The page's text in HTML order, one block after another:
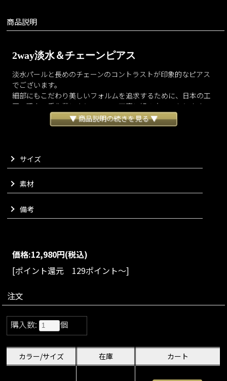
商品説明
2way淡水＆チェーンピアス
淡水パールと長めのチェーンのコントラストが印象的なピアス
でございます。
細部にもこだわり美しいフォルムを追求するために、日本の工
房で職人の手作業により一つ一つ丁寧に組み立てております。
スティック型の細長いタイプとカボションカットされたラウン
ドタイプの淡水パールを用いた２種類のデザインをご用意いた
により、装着した際に立体感が生まれ華やかに耳元を演出して
くれます。
シンプルなパールピアスとしてもお楽しみいただけるよう、ス
タンダードな円盤型のキャッチもお付けしております。
用にもご使用可能なサイズをチョイスいたしました。
VARIATION
size：FREE
▼ 商品説明の続きを見る ▼
サイズ
素材
備考
価格:12,980円(税込)
[ポイント還元 129ポイント～]
注文
購入数: 個
カラー/サイズ 在庫 カート